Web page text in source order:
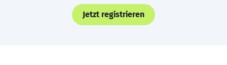
Jetzt registrieren